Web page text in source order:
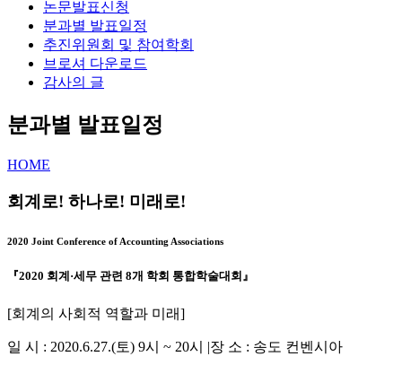
논문발표신청
분과별 발표일정
추진위원회 및 참여학회
브로셔 다운로드
감사의 글
분과별 발표일정
HOME
회계로! 하나로! 미래로!
2020 Joint Conference of Accounting Associations
『2020 회계·세무 관련 8개 학회 통합학술대회』
[회계의 사회적 역할과 미래]
일 시 : 2020.6.27.(토) 9시 ~ 20시 |장 소 : 송도 컨벤시아